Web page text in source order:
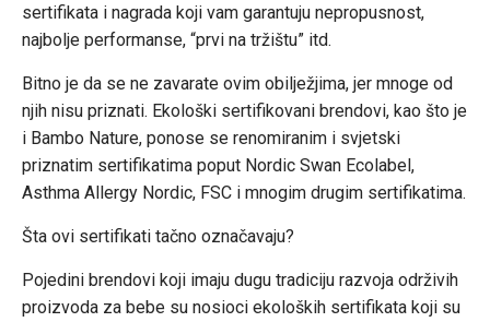
sertifikata i nagrada koji vam garantuju nepropusnost,
najbolje performanse, “prvi na tržištu” itd.
Bitno je da se ne zavarate ovim obilježjima, jer mnoge od
njih nisu priznati. Ekološki sertifikovani brendovi, kao što je
i Bambo Nature, ponose se renomiranim i svjetski
priznatim sertifikatima poput Nordic Swan Ecolabel,
Asthma Allergy Nordic, FSC i mnogim drugim sertifikatima.
Šta ovi sertifikati tačno označavaju?
Pojedini brendovi koji imaju dugu tradiciju razvoja održivih
proizvoda za bebe su nosioci ekoloških sertifikata koji su